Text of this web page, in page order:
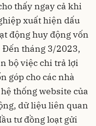
thấy ngay cả khi
xuất hiện dấu
động huy động vốn
Đến tháng 3/2023,
bộ việc chi trả lợi
góp cho các nhà
thống website của
dữ liệu liên quan
tư đồng loạt gửi